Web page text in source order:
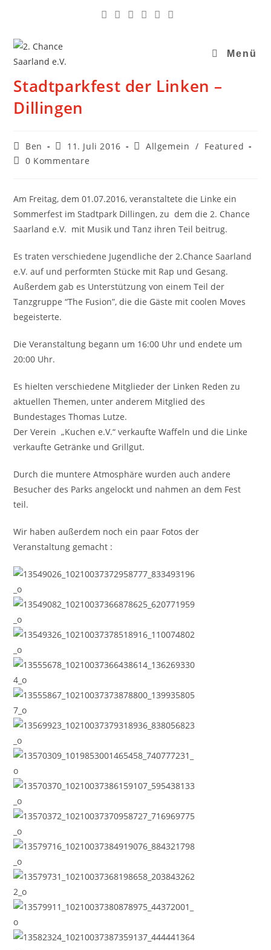
Menü
Stadtparkfest der Linken –
Dillingen
Ben 11. Juli 2016 Allgemein / Featured
0 Kommentare
Am Freitag, dem 01.07.2016, veranstaltete die Linke ein
Sommerfest im Stadtpark Dillingen, zu dem die 2. Chance
Saarland e.V. mit Musik und Tanz ihren Teil beitrug.
Es traten verschiedene Jugendliche der 2.Chance Saarland
e.V. auf und performten Stücke mit Rap und Gesang.
Außerdem gab es Unterstützung von einem Teil der
Tanzgruppe “The Fusion”, die die Gäste mit coolen Moves
begeisterte.
Die Veranstaltung begann um 16:00 Uhr und endete um
20:00 Uhr.
Es hielten verschiedene Mitglieder der Linken Reden zu
aktuellen Themen, unter anderem Mitglied des
Bundestages Thomas Lutze.
Der Verein „Kuchen e.V.“ verkaufte Waffeln und die Linke
verkaufte Getränke und Grillgut.
Durch die muntere Atmosphäre wurden auch andere
Besucher des Parks angelockt und nahmen an dem Fest
teil.
Wir haben außerdem noch ein paar Fotos der
Veranstaltung gemacht :